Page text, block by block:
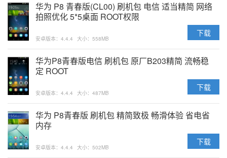
华为 P8 青春版(CL00) 刷机包 电信 适当精简 网络
拍照优化 5*5桌面 ROOT权限
安卓版本：4.4.4 大小：558MB
下载
华为P8青春版电信 刷机包 原厂B203精简 流畅稳
定 ROOT
安卓版本：4.4.4 大小：487MB
下载
华为 P8青春版 刷机包 精简致极 畅滑体验 省电省
内存
安卓版本：4.4.4 大小：502MB
下载